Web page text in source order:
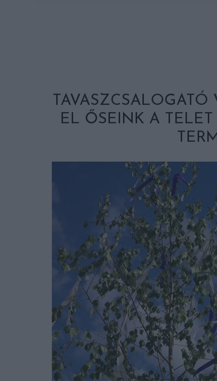
EL ŐSEINK A TELET